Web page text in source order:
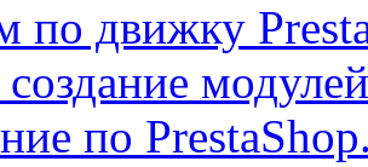
по движку
по